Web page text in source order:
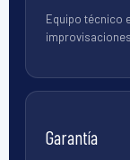
Equipo técnico
Garantía